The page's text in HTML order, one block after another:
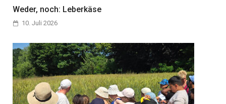
Weder, noch: Leberkäse
10. Juli 2026